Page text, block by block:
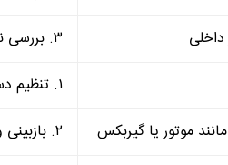
۳. بررسی نرم افزار یا میکروکنترلر دستگاه، آپدیت یا تعویض در صورت خرابی.
۱. تنظیم دستگاه به صورت افقی و بررسی پایه ها و اتصالات برای اطمینان از تراز بودن.
۲. بازبینی و تعمیر موتور یا گیربکس، بررسی اتصالات و تعویض قطعات فرسوده.